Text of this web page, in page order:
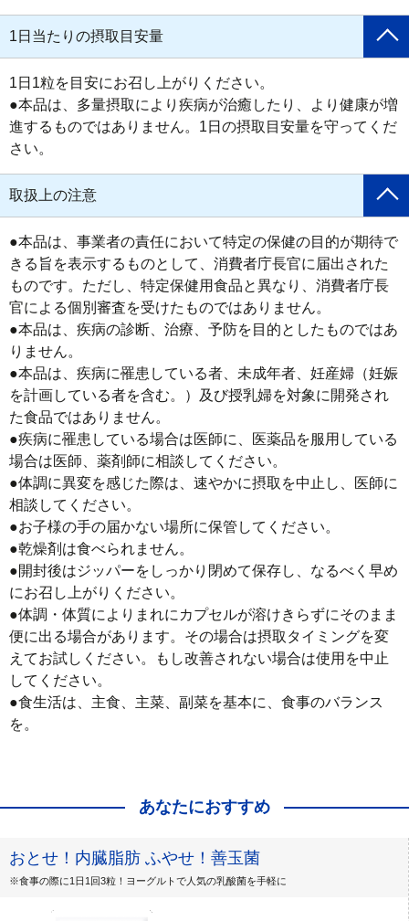
1日当たりの摂取目安量
1日1粒を目安にお召し上がりください。
●本品は、多量摂取により疾病が治癒したり、より健康が増
進するものではありません。1日の摂取目安量を守ってくだ
さい。
取扱上の注意
●本品は、事業者の責任において特定の保健の目的が期待で
きる旨を表示するものとして、消費者庁長官に届出された
ものです。ただし、特定保健用食品と異なり、消費者庁長
官による個別審査を受けたものではありません。
●本品は、疾病の診断、治療、予防を目的としたものではあ
りません。
●本品は、疾病に罹患している者、未成年者、妊産婦（妊娠
を計画している者を含む。）及び授乳婦を対象に開発され
た食品ではありません。
●疾病に罹患している場合は医師に、医薬品を服用している
場合は医師、薬剤師に相談してください。
●体調に異変を感じた際は、速やかに摂取を中止し、医師に
相談してください。
●お子様の手の届かない場所に保管してください。
●乾燥剤は食べられません。
●開封後はジッパーをしっかり閉めて保存し、なるべく早め
にお召し上がりください。
●体調・体質によりまれにカプセルが溶けきらずにそのまま
便に出る場合があります。その場合は摂取タイミングを変
えてお試しください。もし改善されない場合は使用を中止
してください。
●食生活は、主食、主菜、副菜を基本に、食事のバランス
を。
あなたにおすすめ
おとせ！内臓脂肪 ふやせ！善玉菌
※食事の際に1日1回3粒！ヨーグルトで人気の乳酸菌を手軽に